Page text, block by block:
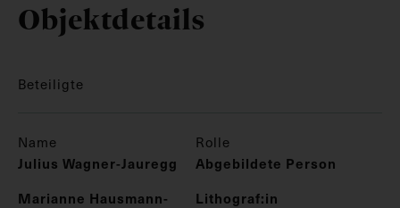
Objektdetails
Beteiligte
Name Rolle
Julius Wagner-Jauregg
Abgebildete Person
Marianne Hausmann-
Lithograf:in